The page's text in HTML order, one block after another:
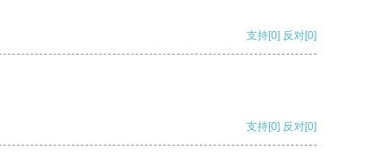
支持[0] 反对[0]
支持[0] 反对[0]